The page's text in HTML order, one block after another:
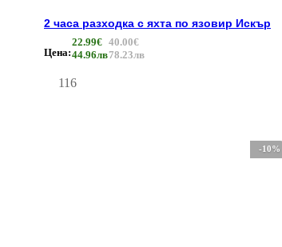
2 часа разходка с яхта по язовир Искър
Цена:
22.99€
44.96лв
40.00€
78.23лв
116
-10%